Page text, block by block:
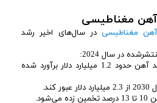
آهن مغناطیسی
آهن مغناطیسیدر سال‌های اخیر رشد
در سال 2024:
ارزش بازار جهانی نانوذرات اکسید آهن حدود 1.2 میلیارد دلار برآورد شده